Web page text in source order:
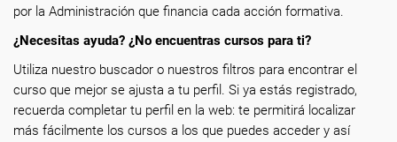
por la Administración que financia cada acción formativa.
¿Necesitas ayuda? ¿No encuentras cursos para ti?
Utiliza nuestro buscador o nuestros filtros para encontrar el
curso que mejor se ajusta a tu perfil. Si ya estás registrado,
recuerda completar tu perfil en la web: te permitirá localizar
más fácilmente los cursos a los que puedes acceder y así